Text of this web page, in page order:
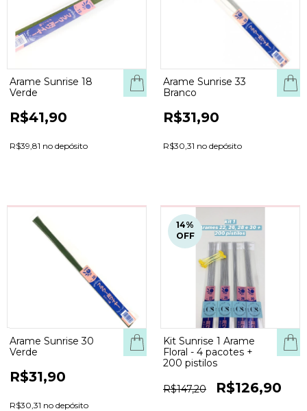
Arame Sunrise 18
Verde
R$41,90
R$39,81 no depósito
Arame Sunrise 33
Branco
R$31,90
R$30,31 no depósito
Arame Sunrise 30
Verde
R$31,90
R$30,31 no depósito
14%
OFF
Kit Sunrise 1 Arame
Floral - 4 pacotes +
200 pistilos
R$147,20 R$126,90